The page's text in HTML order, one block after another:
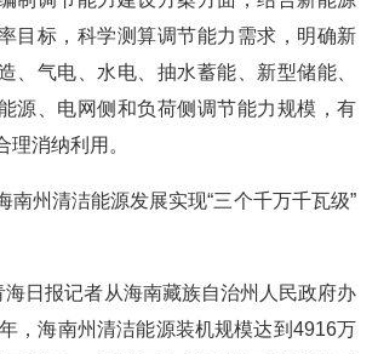
目标，科学测算调节能力需求，明确新
、气电、水电、抽水蓄能、新型储能、
源、电网侧和负荷侧调节能力规模，有
理消纳利用。
州清洁能源发展实现“三个千万千瓦级”
报记者从海南藏族自治州人民政府办
，海南州清洁能源装机规模达到4916万